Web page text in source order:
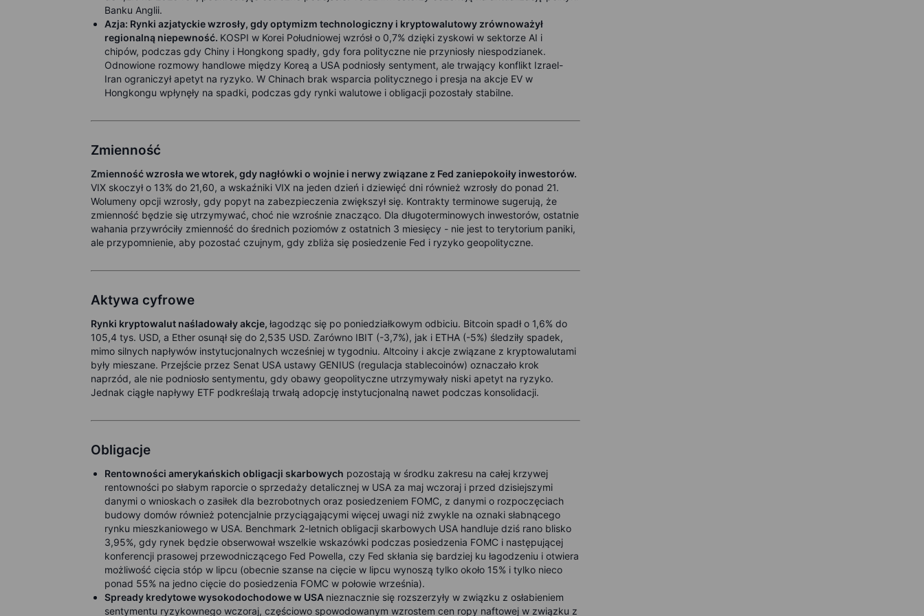
Banku Anglii.
Azja: Rynki azjatyckie wzrosły, gdy optymizm technologiczny i kryptowalutowy zrównoważył
regionalną niepewność. KOSPI w Korei Południowej wzrósł o 0,7% dzięki zyskowi w sektorze AI i
chipów, podczas gdy Chiny i Hongkong spadły, gdy fora polityczne nie przyniosły niespodzianek.
Odnowione rozmowy handlowe między Koreą a USA podniosły sentyment, ale trwający konflikt Izrael-
Iran ograniczył apetyt na ryzyko. W Chinach brak wsparcia politycznego i presja na akcje EV w
Hongkongu wpłynęły na spadki, podczas gdy rynki walutowe i obligacji pozostały stabilne.
Zmienność
Zmienność wzrosła we wtorek, gdy nagłówki o wojnie i nerwy związane z Fed zaniepokoiły inwestorów.
VIX skoczył o 13% do 21,60, a wskaźniki VIX na jeden dzień i dziewięć dni również wzrosły do ponad 21.
Wolumeny opcji wzrosły, gdy popyt na zabezpieczenia zwiększył się. Kontrakty terminowe sugerują, że
zmienność będzie się utrzymywać, choć nie wzrośnie znacząco. Dla długoterminowych inwestorów, ostatnie
wahania przywróciły zmienność do średnich poziomów z ostatnich 3 miesięcy - nie jest to terytorium paniki,
ale przypomnienie, aby pozostać czujnym, gdy zbliża się posiedzenie Fed i ryzyko geopolityczne.
Aktywa cyfrowe
Rynki kryptowalut naśladowały akcje, łagodząc się po poniedziałkowym odbiciu. Bitcoin spadł o 1,6% do
105,4 tys. USD, a Ether osunął się do 2,535 USD. Zarówno IBIT (-3,7%), jak i ETHA (-5%) śledziły spadek,
mimo silnych napływów instytucjonalnych wcześniej w tygodniu. Altcoiny i akcje związane z kryptowalutami
były mieszane. Przejście przez Senat USA ustawy GENIUS (regulacja stablecoinów) oznaczało krok
naprzód, ale nie podniosło sentymentu, gdy obawy geopolityczne utrzymywały niski apetyt na ryzyko.
Jednak ciągłe napływy ETF podkreślają trwałą adopcję instytucjonalną nawet podczas konsolidacji.
Obligacje
Rentowności amerykańskich obligacji skarbowych pozostają w środku zakresu na całej krzywej
rentowności po słabym raporcie o sprzedaży detalicznej w USA za maj wczoraj i przed dzisiejszymi
danymi o wnioskach o zasiłek dla bezrobotnych oraz posiedzeniem FOMC, z danymi o rozpoczęciach
budowy domów również potencjalnie przyciągającymi więcej uwagi niż zwykle na oznaki słabnącego
rynku mieszkaniowego w USA. Benchmark 2-letnich obligacji skarbowych USA handluje dziś rano blisko
3,95%, gdy rynek będzie obserwował wszelkie wskazówki podczas posiedzenia FOMC i następującej
konferencji prasowej przewodniczącego Fed Powella, czy Fed skłania się bardziej ku łagodzeniu i otwiera
możliwość cięcia stóp w lipcu (obecnie szanse na cięcie w lipcu wynoszą tylko około 15% i tylko nieco
ponad 55% na jedno cięcie do posiedzenia FOMC w połowie września).
Spready kredytowe wysokodochodowe w USA nieznacznie się rozszerzyły w związku z osłabieniem
sentymentu ryzykownego wczoraj, częściowo spowodowanym wzrostem cen ropy naftowej w związku z